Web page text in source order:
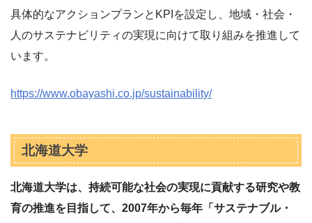
具体的なアクションプランとKPIを設定し、地域・社会・
人のサステナビリティの実現に向けて取り組みを推進して
います。
https://www.obayashi.co.jp/sustainability/
北海道大学
北海道大学は、持続可能な社会の実現に貢献する研究や教
育の推進を目指して、2007年から毎年「サステナブル・